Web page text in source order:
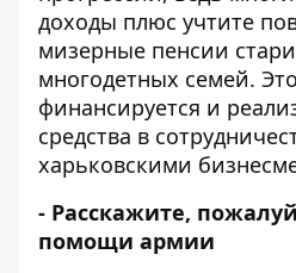
доходы плюс учтите
мизерные пенсии
многодетных семей.
финансируется и
средства в
харьковскими
- Расскажите,
помощи армии